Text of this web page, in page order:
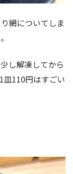
網についてしま
し解凍してから
皿110円はすごい